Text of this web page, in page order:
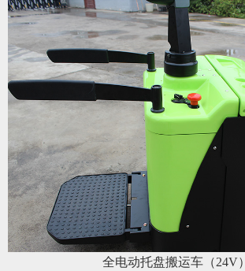
全电动托盘搬运车（24V）